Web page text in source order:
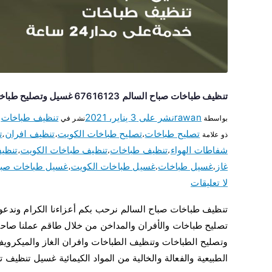
تنظيف طباخات صباح السالم 67616123 غسيل وتصليح طباخات وأفران غاز
بواسطة rawanنشر على 3 يناير، 2021 نشر فيتنظيف طباخات
ذو علامة تصليح طباخات،تصليح طباخات الكويت،تنظيف افران،
شفاطات الهواء،تنظيف طباخات،تنظيف طباخات الكويت،
غاز ،غسيل طباخات،غسيل طباخات الكويت،غسيل طباخات
لا تعليقات
تنظيف طباخات صباح السالم نرحب بكم أعزاءنا الكرام
تصليح طباخات والأفران والمداخن من خلال طاقم عملنا
وتصليح الطباخات وتنظيف الطباخات وافران الغاز
الطبيعية والفعالة والخالية من المواد الكيمائية غسيل